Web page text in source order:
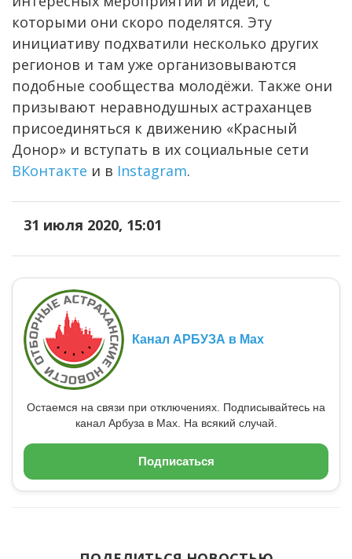
которыми они скоро поделятся. Эту
инициативу подхватили несколько других
регионов и там уже организовываются
подобные сообщества молодёжи. Также они
призывают неравнодушных астраханцев
присоединяться к движению «Красный
Донор» и вступать в их социальные сети
ВКонтакте и в Instagram.
31 июля 2020, 15:01
Канал АРБУЗА в Max
Остаемся на связи при отключениях. Подписывайтесь на
канал Арбуза в Max. На всякий случай.
Подписаться